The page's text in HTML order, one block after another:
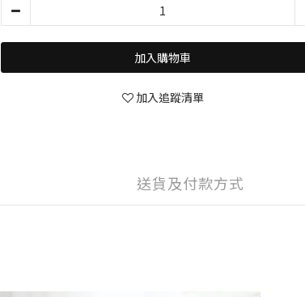
加入購物車
加入追蹤清單
送貨及付款方式